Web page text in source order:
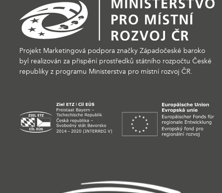
Projekt Marketingová podpora značky Západočeské baroko
byl realizován za přispění prostředků státního rozpočtu České
republiky z programu Ministerstva pro místní rozvoj ČR.